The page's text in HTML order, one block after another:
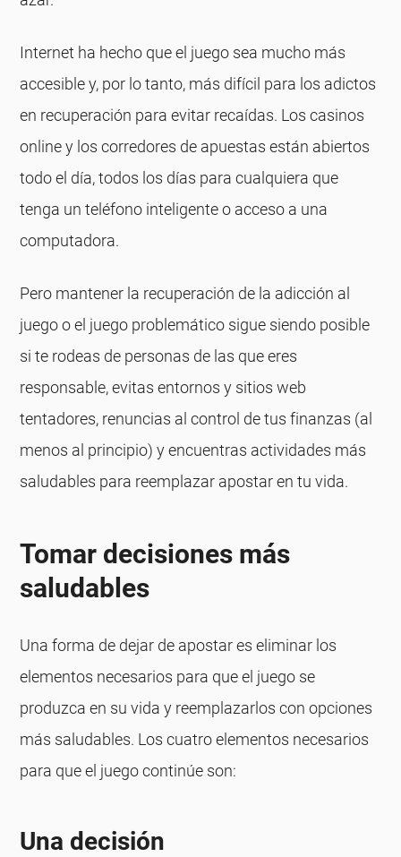
Internet ha hecho que el juego sea mucho más
accesible y, por lo tanto, más difícil para los adictos
en recuperación para evitar recaídas. Los casinos
online y los corredores de apuestas están abiertos
todo el día, todos los días para cualquiera que
tenga un teléfono inteligente o acceso a una
computadora.
Pero mantener la recuperación de la adicción al
juego o el juego problemático sigue siendo posible
si te rodeas de personas de las que eres
responsable, evitas entornos y sitios web
tentadores, renuncias al control de tus finanzas (al
menos al principio) y encuentras actividades más
saludables para reemplazar apostar en tu vida.
Tomar decisiones más
saludables
Una forma de dejar de apostar es eliminar los
elementos necesarios para que el juego se
produzca en su vida y reemplazarlos con opciones
más saludables. Los cuatro elementos necesarios
para que el juego continúe son:
Una decisión